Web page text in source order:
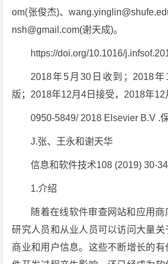
om(张俊杰)、
nsh@gmail.com(谢天成)。
https://doi.org/10.1016/
2018年5月30日收到；2018
版；2018年12月4日接受，2018年12
0950-5849/ 2018 Elsevier B.V .
J.张、王永和谢天华
信息和软件技术108 (2019) 30-34
1.介绍
随着在线软件审查网站和应用
研究人员和从业人员可以访问大量关
商业和用户信息。这些不断增长的